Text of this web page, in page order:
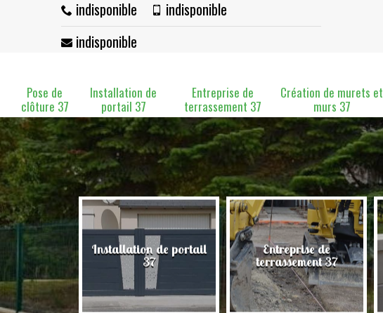
indisponible
indisponible
indisponible
Pose de
clôture 37
Installation de
portail 37
Entreprise de
terrassement 37
Création de murets et
murs 37
37 Installation de portail
37
Entreprise de
terrassement 37